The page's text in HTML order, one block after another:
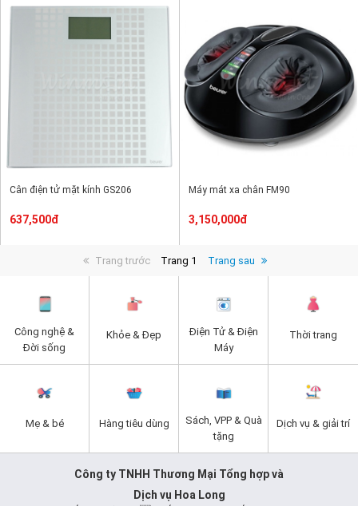
Cân điện tử mặt kính GS206
637,500đ
Máy mát xa chân FM90
3,150,000đ
Trang trước Trang 1 Trang sau
Công nghệ &
Đời sống
Khỏe & Đẹp
Điện Tử & Điện
Máy
Thời trang
Mẹ & bé Hàng tiêu dùng
Sách, VPP & Quà
tặng
Dịch vụ & giải trí
Công ty TNHH Thương Mại Tổng hợp và
Dịch vụ Hoa Long